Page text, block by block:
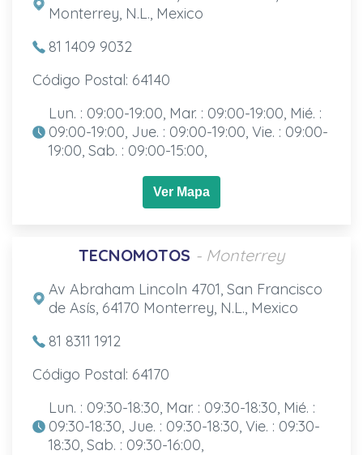
Monterrey, N.L., Mexico
81 1409 9032
Código Postal: 64140
Lun. : 09:00-19:00, Mar. : 09:00-19:00, Mié. :
09:00-19:00, Jue. : 09:00-19:00, Vie. : 09:00-
19:00, Sab. : 09:00-15:00,
Ver Mapa
TECNOMOTOS - Monterrey
Av Abraham Lincoln 4701, San Francisco
de Asís, 64170 Monterrey, N.L., Mexico
81 8311 1912
Código Postal: 64170
Lun. : 09:30-18:30, Mar. : 09:30-18:30, Mié. :
09:30-18:30, Jue. : 09:30-18:30, Vie. : 09:30-
18:30, Sab. : 09:30-16:00,